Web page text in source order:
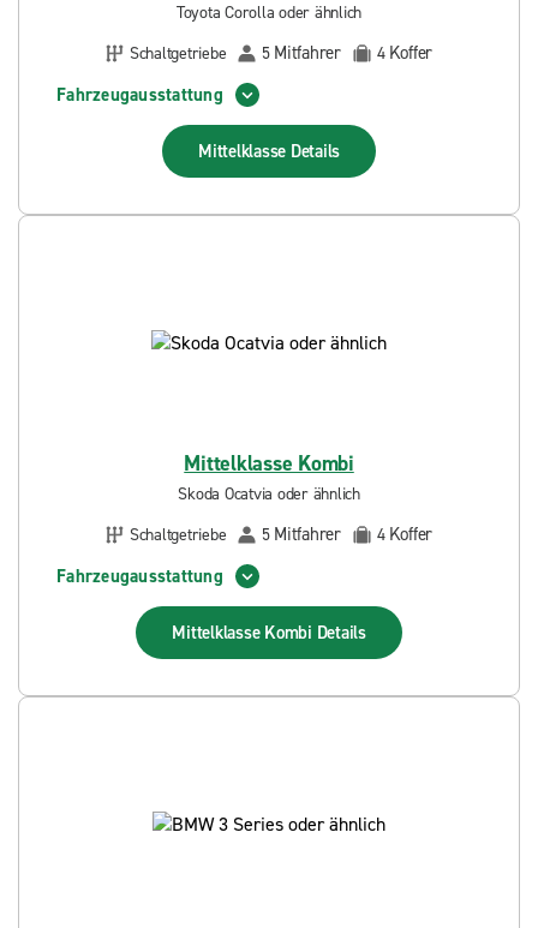
Toyota Corolla oder ähnlich
Schaltgetriebe
5 Mitfahrer 4 Koffer
Fahrzeugausstattung
Mittelklasse Details
Mittelklasse Kombi
Skoda Ocatvia oder ähnlich
Schaltgetriebe
5 Mitfahrer 4 Koffer
Fahrzeugausstattung
Mittelklasse Kombi Details